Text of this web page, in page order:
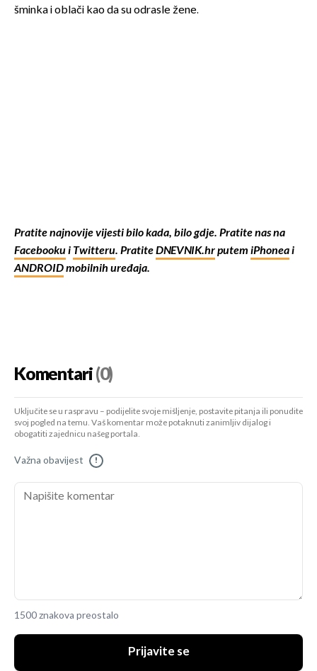
šminka i oblači kao da su odrasle žene.
Pratite najnovije vijesti bilo kada, bilo gdje. Pratite nas na
Facebookui Twitteru. PratiteDNEVNIK.hrputem iPhoneai
ANDROIDmobilnih uređaja.
Komentari(0)
Uključite se u raspravu – podijelite svoje mišljenje, postavite pitanja ili ponudite
svoj pogled na temu. Vaš komentar može potaknuti zanimljiv dijalog i
obogatiti zajednicu našeg portala.
Važna obavijest !
1500 znakova preostalo
Prijavite se